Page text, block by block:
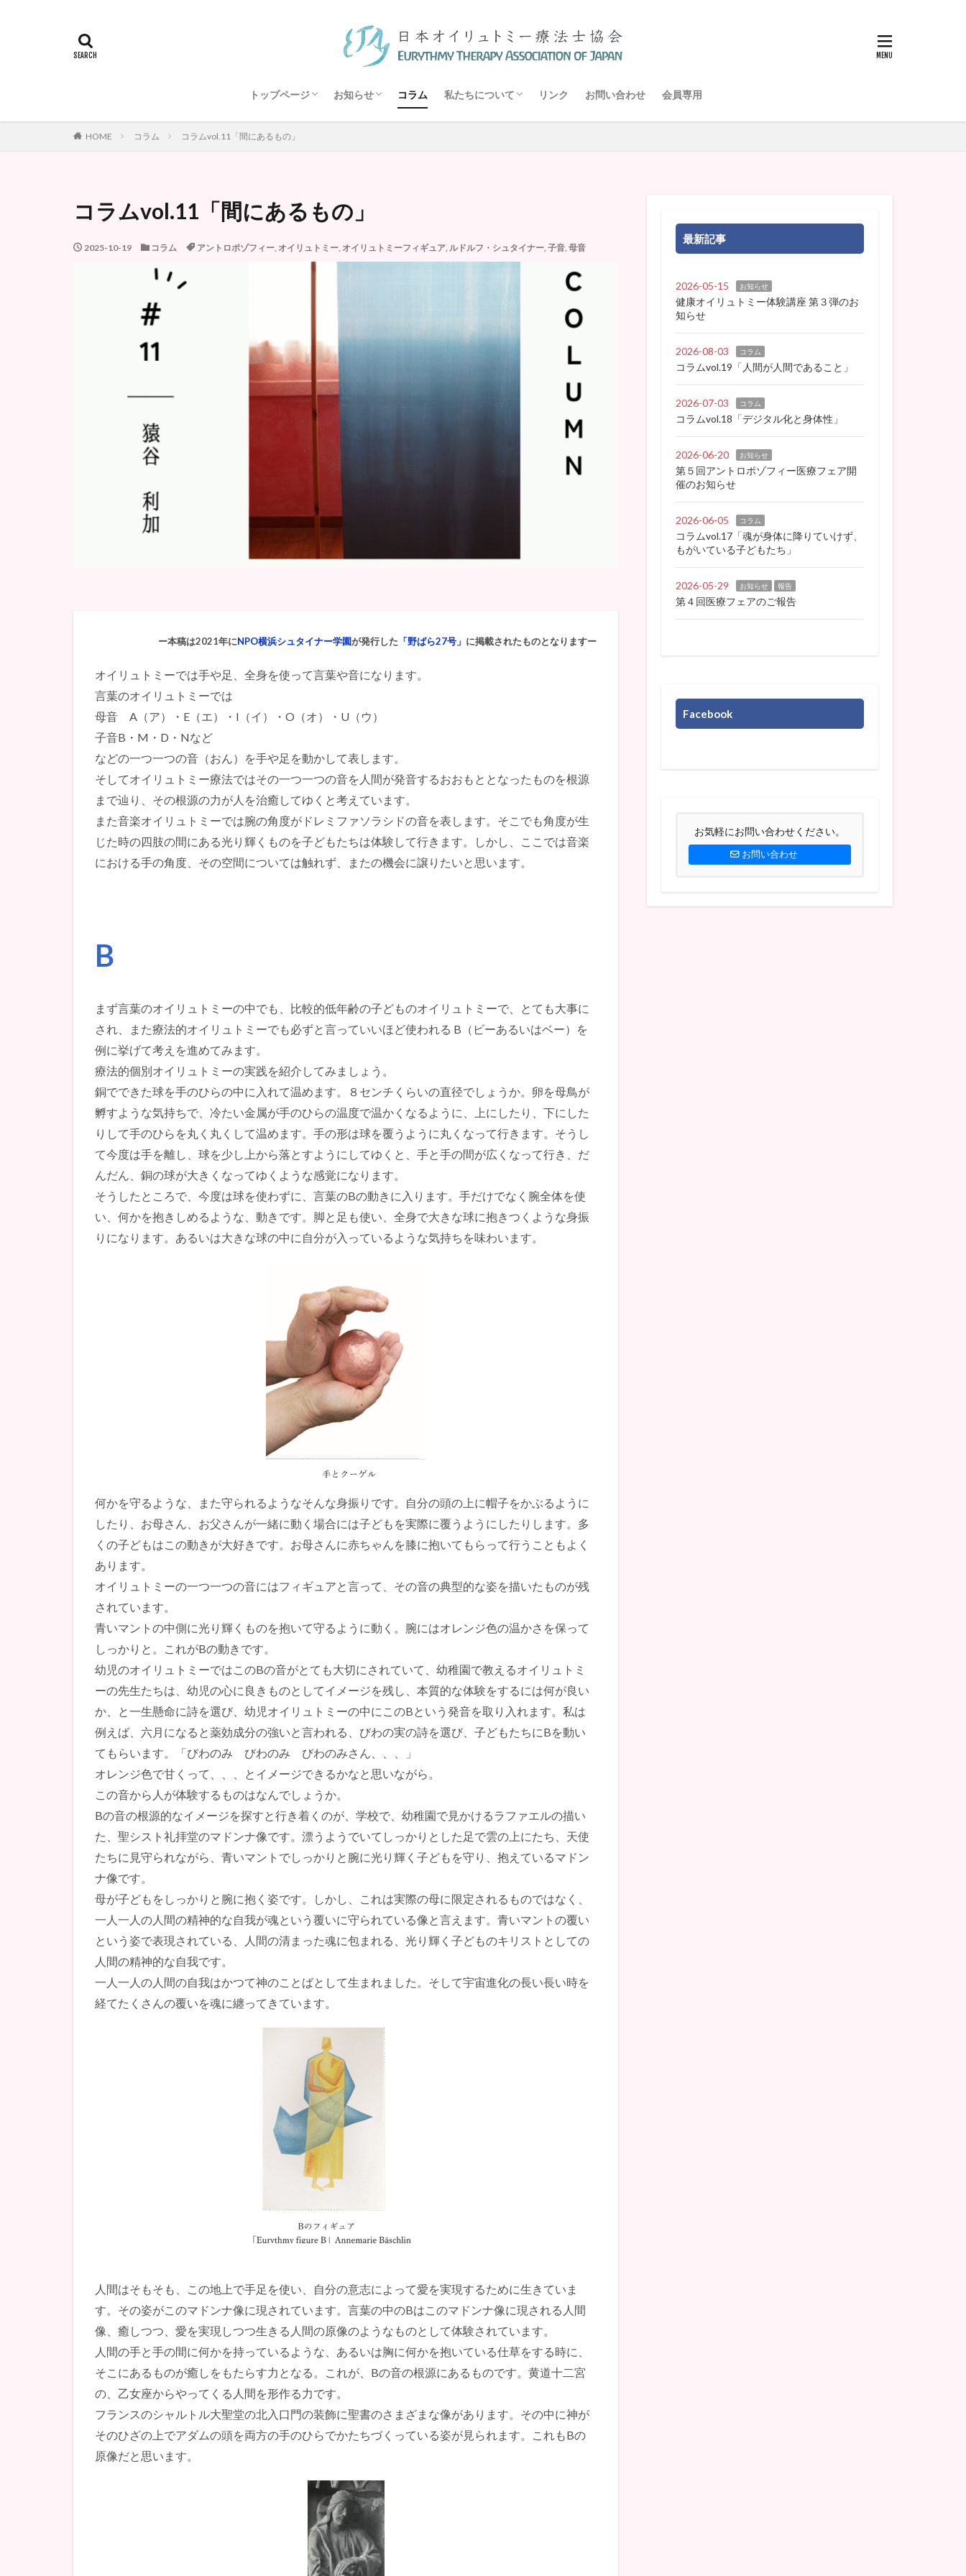
トップページ
オイリュトミー療法とは
動画で紹介！ オイリュトミー療法
私たちからのメッセージ
日本オイリュトミー療法士協会について
アントロポゾフィー医学・医療とは
お知らせ
ワークショップ
講座
講演会
報告
コラム 私たちについて
オイリュトミー療法施設・団体リスト
リンク お問い合わせ 会員専用
HOME コラム コラムvol.11「間にあるもの」
コラムvol.11「間にあるもの」
2025-10-19 コラム アントロポゾフィー, オイリュトミー, オイリュトミーフィギュア, ルドルフ・シュタイナー, 子音, 母音
ー本稿は2021年にNPO横浜シュタイナー学園が発行した 「野ばら27号」 に掲載されたものとなりますー
オイリュトミーでは手や足、全身を使って言葉や音になります。
言葉のオイリュトミーでは
母音 A（ア）・E（エ）・I（イ）・O（オ）・U（ウ）
子音B・M・D・Nなど
などの一つ一つの音（おん）を手や足を動かして表します。
そしてオイリュトミー療法ではその一つ一つの音を人間が発音するおおもととなったものを根源
まで辿り、その根源の力が人を治癒してゆくと考えています。
また音楽オイリュトミーでは腕の角度がドレミファソラシドの音を表します。そこでも角度が生
じた時の四肢の間にある光り輝くものを子どもたちは体験して行きます。しかし、ここでは音楽
における手の角度、その空間については触れず、またの機会に譲りたいと思います。
B
まず言葉のオイリュトミーの中でも、比較的低年齢の子どものオイリュトミーで、とても大事に
され、また療法的オイリュトミーでも必ずと言っていいほど使われる B（ビーあるいはベー）を
例に挙げて考えを進めてみます。
療法的個別オイリュトミーの実践を紹介してみましょう。
銅でできた球を手のひらの中に入れて温めます。８センチくらいの直径でしょうか。卵を母鳥が
孵すような気持ちで、冷たい金属が手のひらの温度で温かくなるように、上にしたり、下にした
りして手のひらを丸く丸くして温めます。手の形は球を覆うように丸くなって行きます。そうし
て今度は手を離し、球を少し上から落とすようにしてゆくと、手と手の間が広くなって行き、だ
んだん、銅の球が大きくなってゆくような感覚になります。
そうしたところで、今度は球を使わずに、言葉のBの動きに入ります。手だけでなく腕全体を使
い、何かを抱きしめるような、動きです。脚と足も使い、全身で大きな球に抱きつくような身振
りになります。あるいは大きな球の中に自分が入っているような気持ちを味わいます。
何かを守るような、また守られるようなそんな身振りです。自分の頭の上に帽子をかぶるように
したり、お母さん、お父さんが一緒に動く場合には子どもを実際に覆うようにしたりします。多
くの子どもはこの動きが大好きです。お母さんに赤ちゃんを膝に抱いてもらって行うこともよく
あります。
オイリュトミーの一つ一つの音にはフィギュアと言って、その音の典型的な姿を描いたものが残
されています。
青いマントの中側に光り輝くものを抱いて守るように動く。腕にはオレンジ色の温かさを保って
しっかりと。これがBの動きです。
幼児のオイリュトミーではこのBの音がとても大切にされていて、幼稚園で教えるオイリュトミ
ーの先生たちは、幼児の心に良きものとしてイメージを残し、本質的な体験をするには何が良い
か、と一生懸命に詩を選び、幼児オイリュトミーの中にこのBという発音を取り入れます。私は
例えば、六月になると薬効成分の強いと言われる、びわの実の詩を選び、子どもたちにBを動い
てもらいます。「びわのみ びわのみ びわのみさん、、、」
オレンジ色で甘くって、、、とイメージできるかなと思いながら。
この音から人が体験するものはなんでしょうか。
Bの音の根源的なイメージを探すと行き着くのが、学校で、幼稚園で見かけるラファエルの描い
た、聖シスト礼拝堂のマドンナ像です。漂うようでいてしっかりとした足で雲の上にたち、天使
たちに見守られながら、青いマントでしっかりと腕に光り輝く子どもを守り、抱えているマドン
ナ像です。
母が子どもをしっかりと腕に抱く姿です。しかし、これは実際の母に限定されるものではなく、
一人一人の人間の精神的な自我が魂という覆いに守られている像と言えます。青いマントの覆い
という姿で表現されている、人間の清まった魂に包まれる、光り輝く子どものキリストとしての
人間の精神的な自我です。
一人一人の人間の自我はかつて神のことばとして生まれました。そして宇宙進化の長い長い時を
経てたくさんの覆いを魂に纏ってきています。
人間はそもそも、この地上で手足を使い、自分の意志によって愛を実現するために生きていま
す。その姿がこのマドンナ像に現されています。言葉の中のBはこのマドンナ像に現される人間
像、癒しつつ、愛を実現しつつ生きる人間の原像のようなものとして体験されています。
人間の手と手の間に何かを持っているような、あるいは胸に何かを抱いている仕草をする時に、
そこにあるものが癒しをもたらす力となる。これが、Bの音の根源にあるものです。黄道十二宮
の、乙女座からやってくる人間を形作る力です。
フランスのシャルトル大聖堂の北入口門の装飾に聖書のさまざまな像があります。その中に神が
そのひざの上でアダムの頭を両方の手のひらでかたちづくっている姿が見られます。これもBの
原像だと思います。
最新記事
2026-05-15 お知らせ
健康オイリュトミー体験講座 第３弾のお
知らせ
2026-08-03 コラム
コラムvol.19「人間が人間であること」
2026-07-03 コラム
コラムvol.18「デジタル化と身体性」
2026-06-20 お知らせ
第５回アントロポゾフィー医療フェア開
催のお知らせ
2026-06-05 コラム
コラムvol.17「魂が身体に降りていけず、
もがいている子どもたち」
2026-05-29 お知らせ 報告
第４回医療フェアのご報告
Facebook
お気軽にお問い合わせください。
お問い合わせ
オイリュトミーフィギュア
オイリュトミー エーテル体 音楽療法